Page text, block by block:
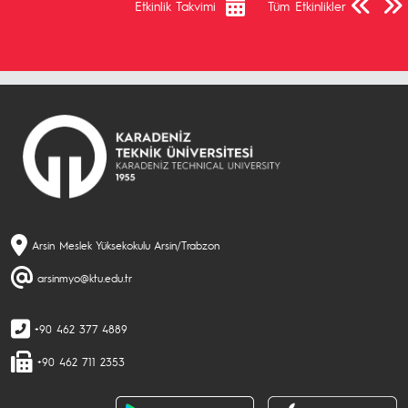
Etkinlik Takvimi Tüm Etkinlikler
Arsin Meslek Yüksekokulu Arsin/Trabzon
arsinmyo@ktu.edu.tr
+90 462 377 4889
+90 462 711 2353